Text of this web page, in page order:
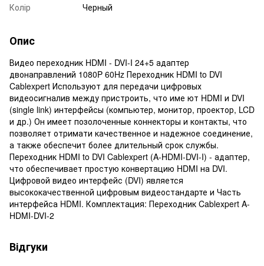
Колір
Черный
Опис
Видео переходник HDMI - DVI-I 24+5 адаптер
двонаправлений 1080P 60Hz Переходник HDMI to DVI
Cablexpert Используют для передачи цифровых
видеосигналив между пристроить, что име ют HDMI и DVI
(single link) интерфейсы (компьютер, монитор, проектор, LCD
и др.) Он имеет позолоченные коннекторы и контакты, что
позволяет отримати качественное и надежное соединение,
а также обеспечит более длительный срок службы.
Переходник HDMI to DVI Cablexpert (A-HDMI-DVI-I) - адаптер,
что обеспечивает простую конвертацию HDMI на DVI.
Цифровой видео интерфейс (DVI) является
высококачественной цифровым видеостандарте и Часть
интерфейса HDMI. Комплектация: Переходник Cablexpert A-
HDMI-DVI-2
Відгуки